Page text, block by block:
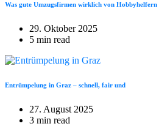
Was gute Umzugsfirmen wirklich von Hobbyhelfern
29. Oktober 2025
5 min read
Entrümpelung in Graz – schnell, fair und
27. August 2025
3 min read